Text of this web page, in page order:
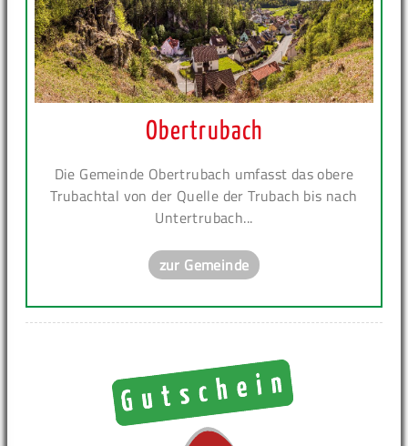
Obertrubach
Die Gemeinde Obertrubach umfasst das obere
Trubachtal von der Quelle der Trubach bis nach
Untertrubach...
zur Gemeinde